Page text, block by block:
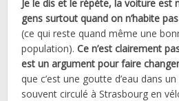
Je le dis et le répète, la voiture est
gens surtout quand on n’habite
(ce qui reste quand même une
population).Ce n’est clairement
est un argument pour faire
que c’est une goutte d’eau dans
souvent circulé à Strasbourg en